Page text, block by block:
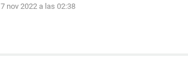
7 nov 2022 a las 02:38